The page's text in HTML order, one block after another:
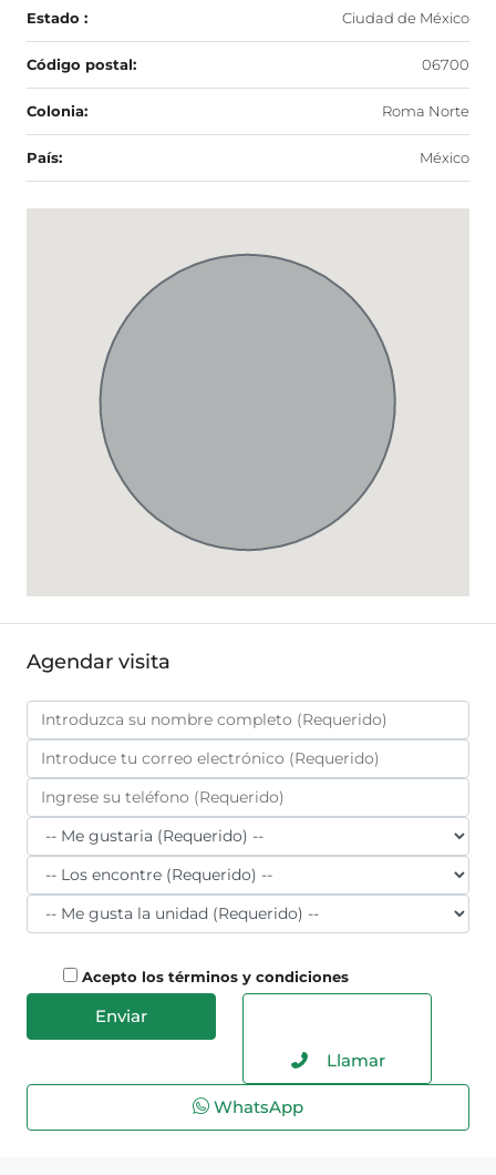
Estado : Ciudad de México
Código postal: 06700
Colonia: Roma Norte
País: México
Agendar visita
Acepto los términos y condiciones
Llamar
WhatsApp